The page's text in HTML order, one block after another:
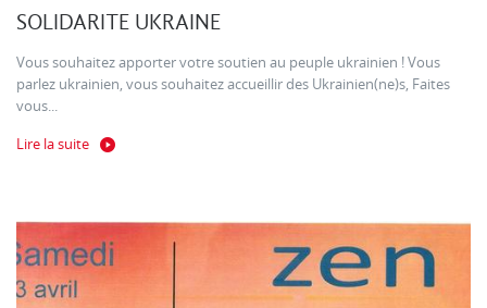
SOLIDARITE UKRAINE
Vous souhaitez apporter votre soutien au peuple ukrainien ! Vous
parlez ukrainien, vous souhaitez accueillir des Ukrainien(ne)s, Faites
vous...
Lire la suite